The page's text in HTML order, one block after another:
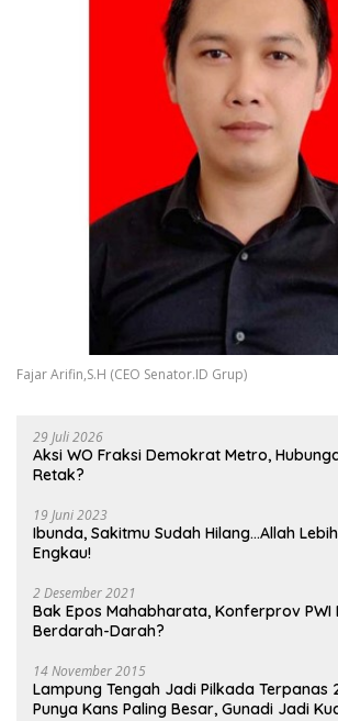
Fajar Arifin,S.H (CEO Senator.ID Grup)
29 Juli 2026
Aksi WO Fraksi Demokrat Metro,
Retak?
19 Juni 2023
Ibunda, Sakitmu Sudah Hilang…Allah
Engkau!
2 Desember 2021
Bak Epos Mahabharata, Konferprov PWI
Berdarah-Darah?
14 November 2015
Lampung Tengah Jadi Pilkada Terpanas
Punya Kans Paling Besar, Gunadi Jadi